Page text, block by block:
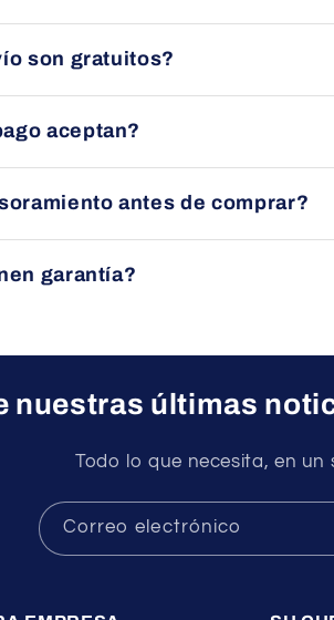
son gratuitos?
aceptan?
antes de comprar?
garantía?
nuestras últimas
Todo lo que necesita, en un
Correo electrónico